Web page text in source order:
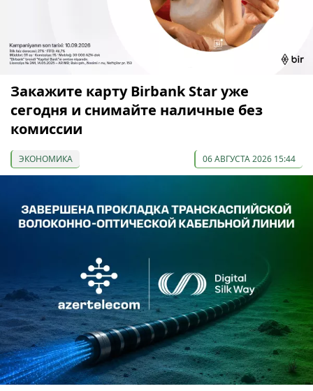
Закажите карту Birbank Star уже
сегодня и снимайте наличные без
комиссии
ЭКОНОМИКА 06 АВГУСТА 2026 15:44